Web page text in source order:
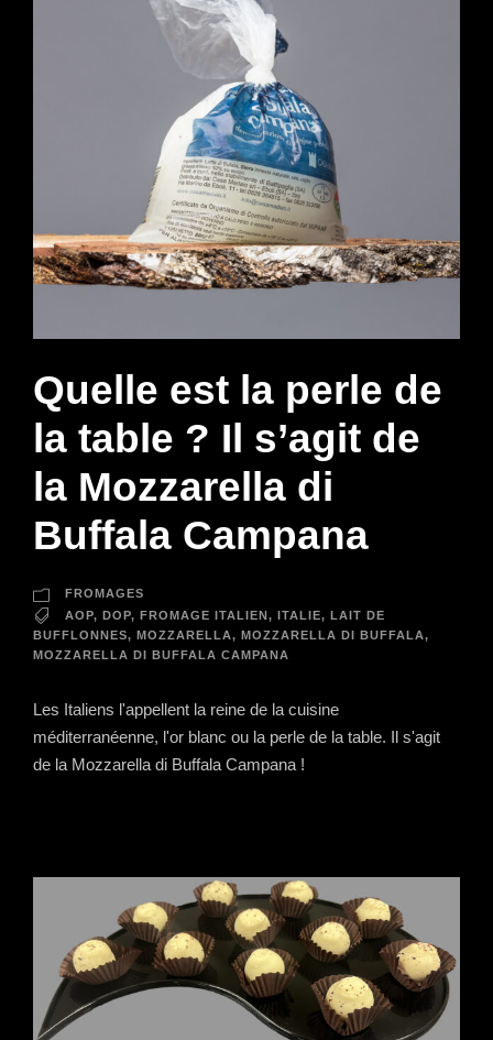
Quelle est la perle de
la table ? Il s’agit de
la Mozzarella di
Buffala Campana
FROMAGES
AOP, DOP, FROMAGE ITALIEN , ITALIE,
LAIT DE
BUFFLONNES, MOZZARELLA, MOZZARELLA DI BUFFALA,
MOZZARELLA DI BUFFALA CAMPANA
Les Italiens l'appellent la reine de la cuisine
méditerranéenne, l'or blanc ou la perle de la table. Il s'agit
de la Mozzarella di Buffala Campana !